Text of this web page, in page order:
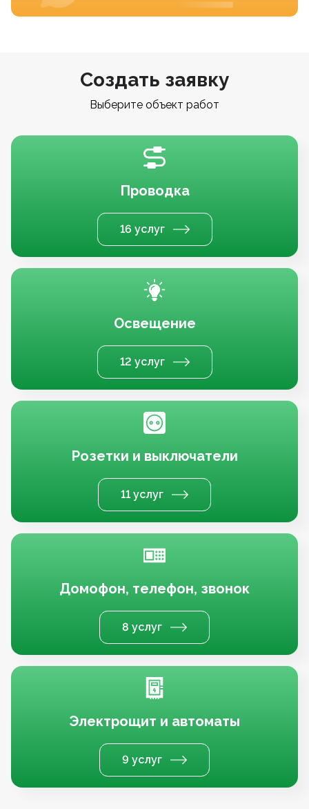
Создать заявку
Выберите объект работ
Проводка
16 услуг
Освещение
12 услуг
Розетки и выключатели
11 услуг
Домофон, телефон, звонок
8 услуг
Электрощит и автоматы
9 услуг